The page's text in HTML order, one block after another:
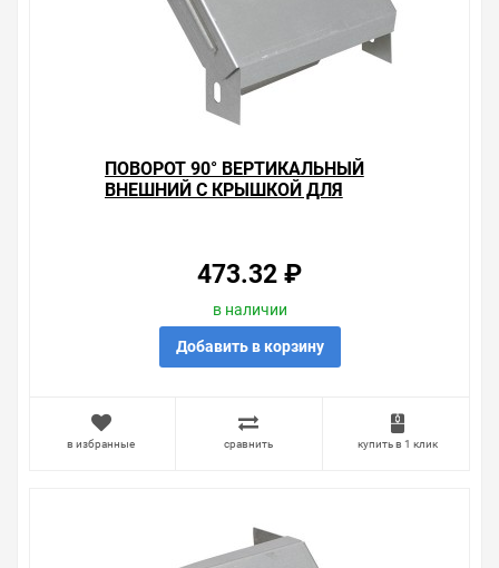
Свяжитесь с нами любым способом, который для вас
наиболее удобен. С удовольствием ответим на все
ПОВОРОТ 90° ВЕРТИКАЛЬНЫЙ
ВНЕШНИЙ С КРЫШКОЙ ДЛЯ
473.32 ₽
в наличии
Добавить в корзину
в избранные сравнить купить в 1 клик